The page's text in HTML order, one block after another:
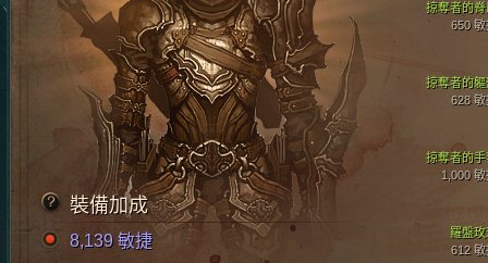
掠奪者的軀
628 敏
掠奪者的手
1,000 敏
掠奪者的脊
650 敏
羅盤玫
612 敏
裝備加成
8,139 敏捷